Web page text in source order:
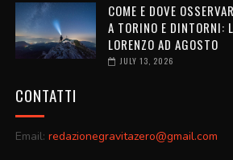
COME E DOVE
A TORINO E DINTORNI:
LORENZO AD AGOSTO
JULY 13, 2026
CONTATTI
Email: redazionegravitazero@gmail.com